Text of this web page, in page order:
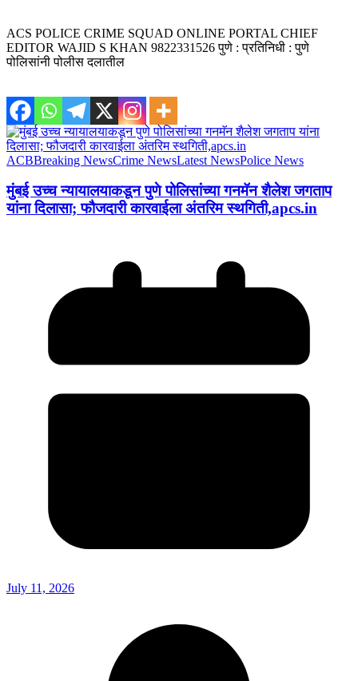
ACS POLICE CRIME SQUAD ONLINE PORTAL CHIEF
EDITOR WAJID S KHAN 9822331526 पुणे : प्रतिनिधी : पुणे
पोलिसांनी पोलीस दलातील
ACBBreaking NewsCrime NewsLatest NewsPolice News
मुंबई उच्च न्यायालयाकडून पुणे पोलिसांच्या गनमॅन शैलेश जगताप
यांना दिलासा; फौजदारी कारवाईला अंतरिम स्थगिती,apcs.in
July 11, 2026